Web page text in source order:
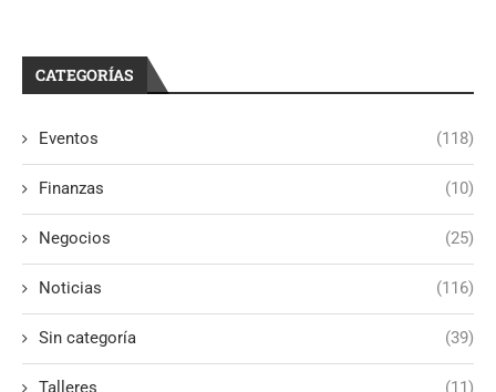
CATEGORÍAS
Eventos (118)
Finanzas (10)
Negocios (25)
Noticias (116)
Sin categoría (39)
Talleres (11)